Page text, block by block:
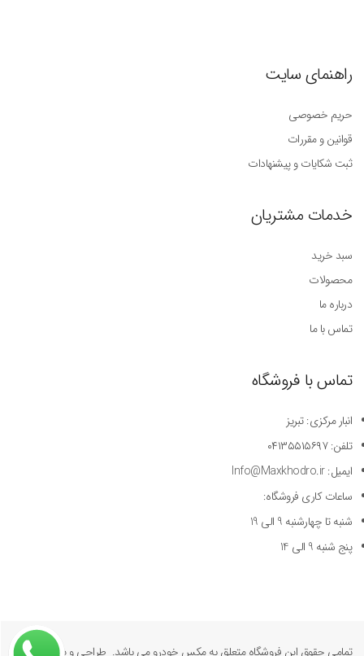
راهنمای سایت
حریم خصوصی
قوانین و مقررات
ثبت شکایات و پیشنهادات
خدمات مشتریان
سبد خرید
محصولات
درباره ما
تماس با ما
تماس با فروشگاه
انبار مرکزی: تبریز
تلفن: ۰۴۱۳۵۵۱۵۶۹۷
ایمیل: Info@Maxkhodro.ir
ساعات کاری فروشگاه:
شنبه تا چهارشنبه 9 الی 19
پنج شنبه 9 الی 14
تمامی حقوق این فروشگاه متعلق به مکس خودرو می باشد. طراحی و پیاده سازی